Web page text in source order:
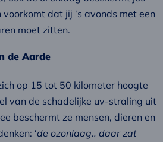
dat jij ‘s avonds met een
moet zitten.
de Aarde
op 15 tot 50 kilometer hoogte
van de schadelijke uv-straling uit
beschermt ze mensen, dieren en
‘de ozonlaag.. daar zat